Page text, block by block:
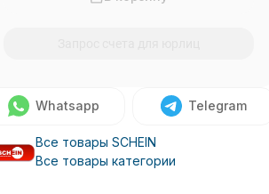
Whatsapp Telegram
Все товары SCHEIN
Все товары категории